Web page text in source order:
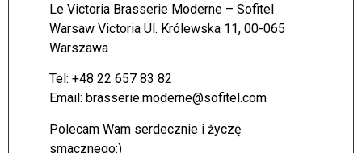
Le Victoria Brasserie Moderne – Sofitel
Warsaw Victoria Ul. Królewska 11, 00-065
Warszawa
Tel: +48 22 657 83 82
Email: brasserie.moderne@sofitel.com
Polecam Wam serdecznie i życzę
smacznego:)